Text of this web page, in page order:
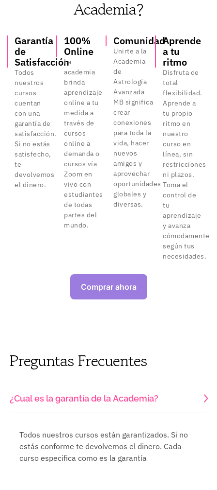
Academia?
Garantía
de
Satisfacción
Todos
nuestros
cursos
cuentan
con una
garantía de
satisfacción.
Si no estás
satisfecho,
te
devolvemos
el dinero.
100%
Online
La
academia
brinda
aprendizaje
online a tu
medida a
través de
cursos
online a
demanda o
cursos vía
Zoom en
vivo con
estudiantes
de todas
partes del
mundo.
Comunidad
Unirte a la
Academia
de
Astrología
Avanzada
MB significa
crear
conexiones
para toda la
vida, hacer
nuevos
amigos y
aprovechar
oportunidades
globales y
diversas.
Aprende
a tu
ritmo
Disfruta de
total
flexibilidad.
Aprende a
tu propio
ritmo en
nuestro
curso en
línea, sin
restricciones
ni plazos.
Toma el
control de
tu
aprendizaje
y avanza
cómodamente
según tus
necesidades.
Comprar ahora
Preguntas Frecuentes
¿Cual es la garantía de la Academia?
Todos nuestros cursos están garantizados. Si no
estás conforme te devolvemos el dinero. Cada
curso especifica como es la garantía